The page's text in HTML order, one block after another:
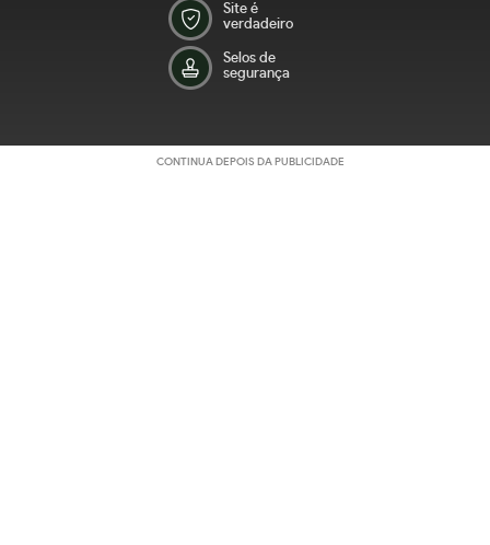
Site é
verdadeiro
Selos de
segurança
CONTINUA DEPOIS DA PUBLICIDADE